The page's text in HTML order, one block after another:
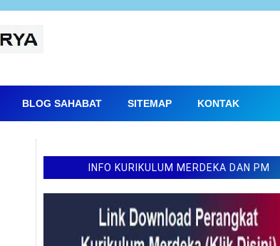
BLOG SAHABAT SITEMAP KONTAK
INFO KURIKULUM MERDEKA DAN PM